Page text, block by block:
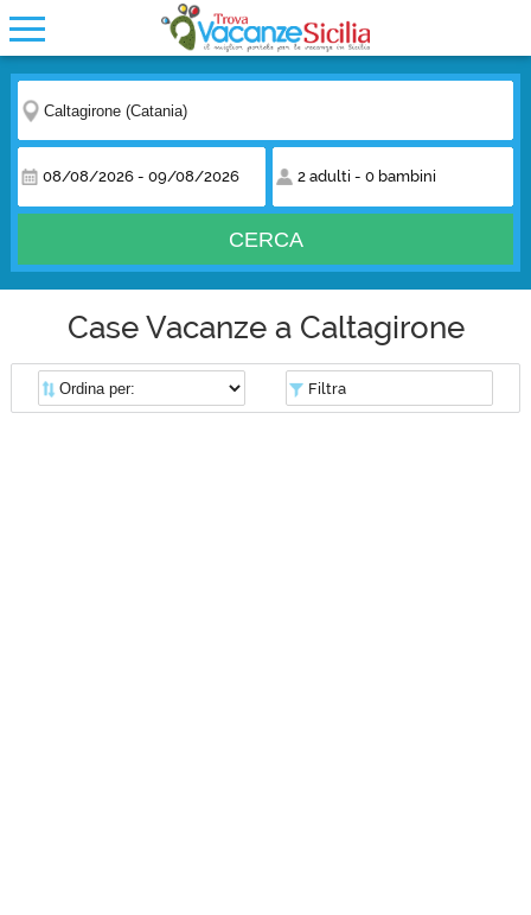
08/08/2026 - 09/08/2026 2 adulti - 0 bambini
CERCA
Case Vacanze a Caltagirone
Filtra